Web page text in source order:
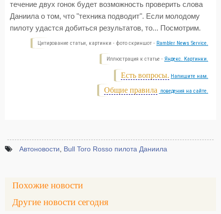
течение двух гонок будет возможность проверить слова
Даниила о том, что "техника подводит". Если молодому
пилоту удастся добиться результатов, то... Посмотрим.
Цитирование статьи, картинки - фото скриншот - Rambler News Service.
Иллюстрация к статье - Яндекс. Картинки.
Есть вопросы. Напишите нам.
Общие правила поведения на сайте.
Автоновости Bull Toro Rosso пилота Даниила
Похожие новости
Другие новости сегодня